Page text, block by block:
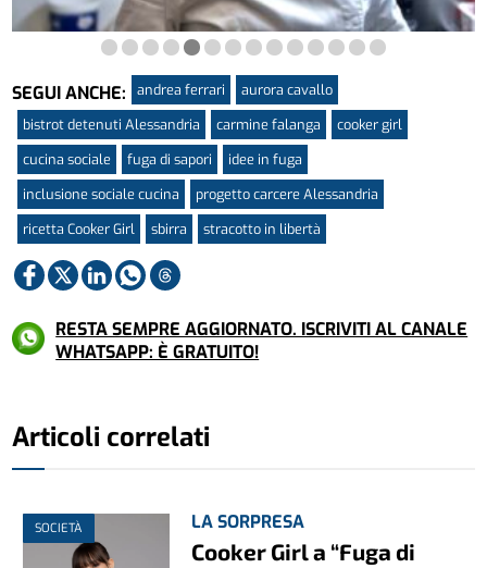
SEGUI ANCHE: andrea ferrari
aurora cavallo
bistrot detenuti Alessandria
carmine falanga
cooker girl
cucina sociale
fuga di sapori
idee in fuga
inclusione sociale cucina
progetto carcere Alessandria
ricetta Cooker Girl
sbirra stracotto in libertà
RESTA SEMPRE AGGIORNATO. ISCRIVITI AL CANALE
WHATSAPP: È GRATUITO!
Articoli correlati
SOCIETÀ LA SORPRESA
Cooker Girl a “Fuga di